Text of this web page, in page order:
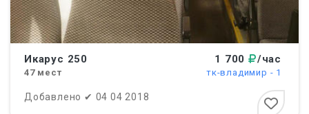
Икарус 250 1 700 /час
47 мест тк-владимир - 1
Добавлено ✔ 04 04 2018